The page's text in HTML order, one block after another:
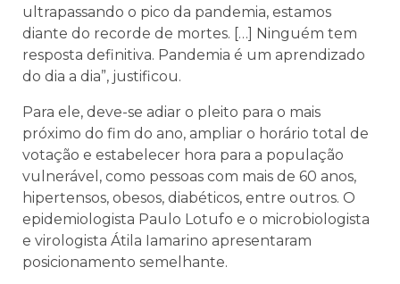
ultrapassando o pico da pandemia, estamos
diante do recorde de mortes. […] Ninguém tem
resposta definitiva. Pandemia é um aprendizado
do dia a dia”, justificou.
Para ele, deve-se adiar o pleito para o mais
próximo do fim do ano, ampliar o horário total de
votação e estabelecer hora para a população
vulnerável, como pessoas com mais de 60 anos,
hipertensos, obesos, diabéticos, entre outros. O
epidemiologista Paulo Lotufo e o microbiologista
e virologista Átila Iamarino apresentaram
posicionamento semelhante.